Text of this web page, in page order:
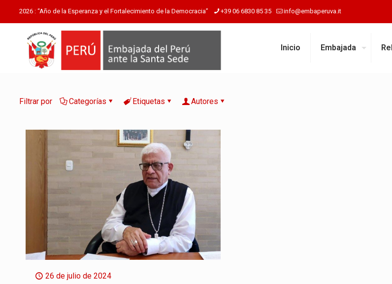
2026 : “Año de la Esperanza y el Fortalecimiento de la Democracia” +39 06 6830 85 35 info@embaperuva.it
Inicio Embajada
Filtrar por Categorías Etiquetas Autores
26 de julio de 2024